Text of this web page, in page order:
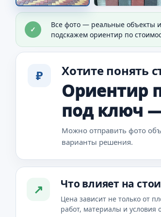
Покрытие из
Видно общий результат
✓
Все фото — реальные объекты
подскажем ориентир по
₽ Хотите понять
Ориентир
под ключ
Можно отправить фото
варианты решения.
↗ Что влияет на
Цена зависит не только от
работ, материалы и условия